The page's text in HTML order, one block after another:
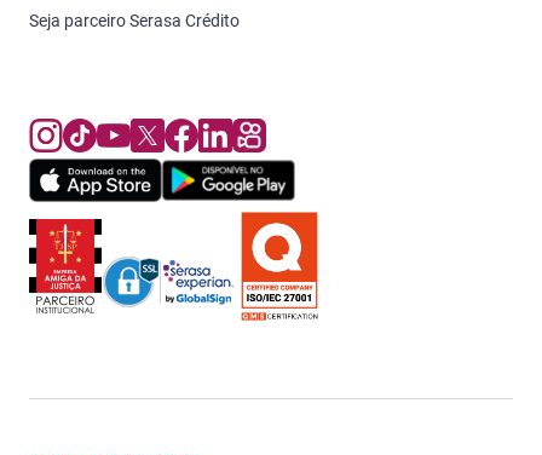
Seja parceiro Serasa Crédito